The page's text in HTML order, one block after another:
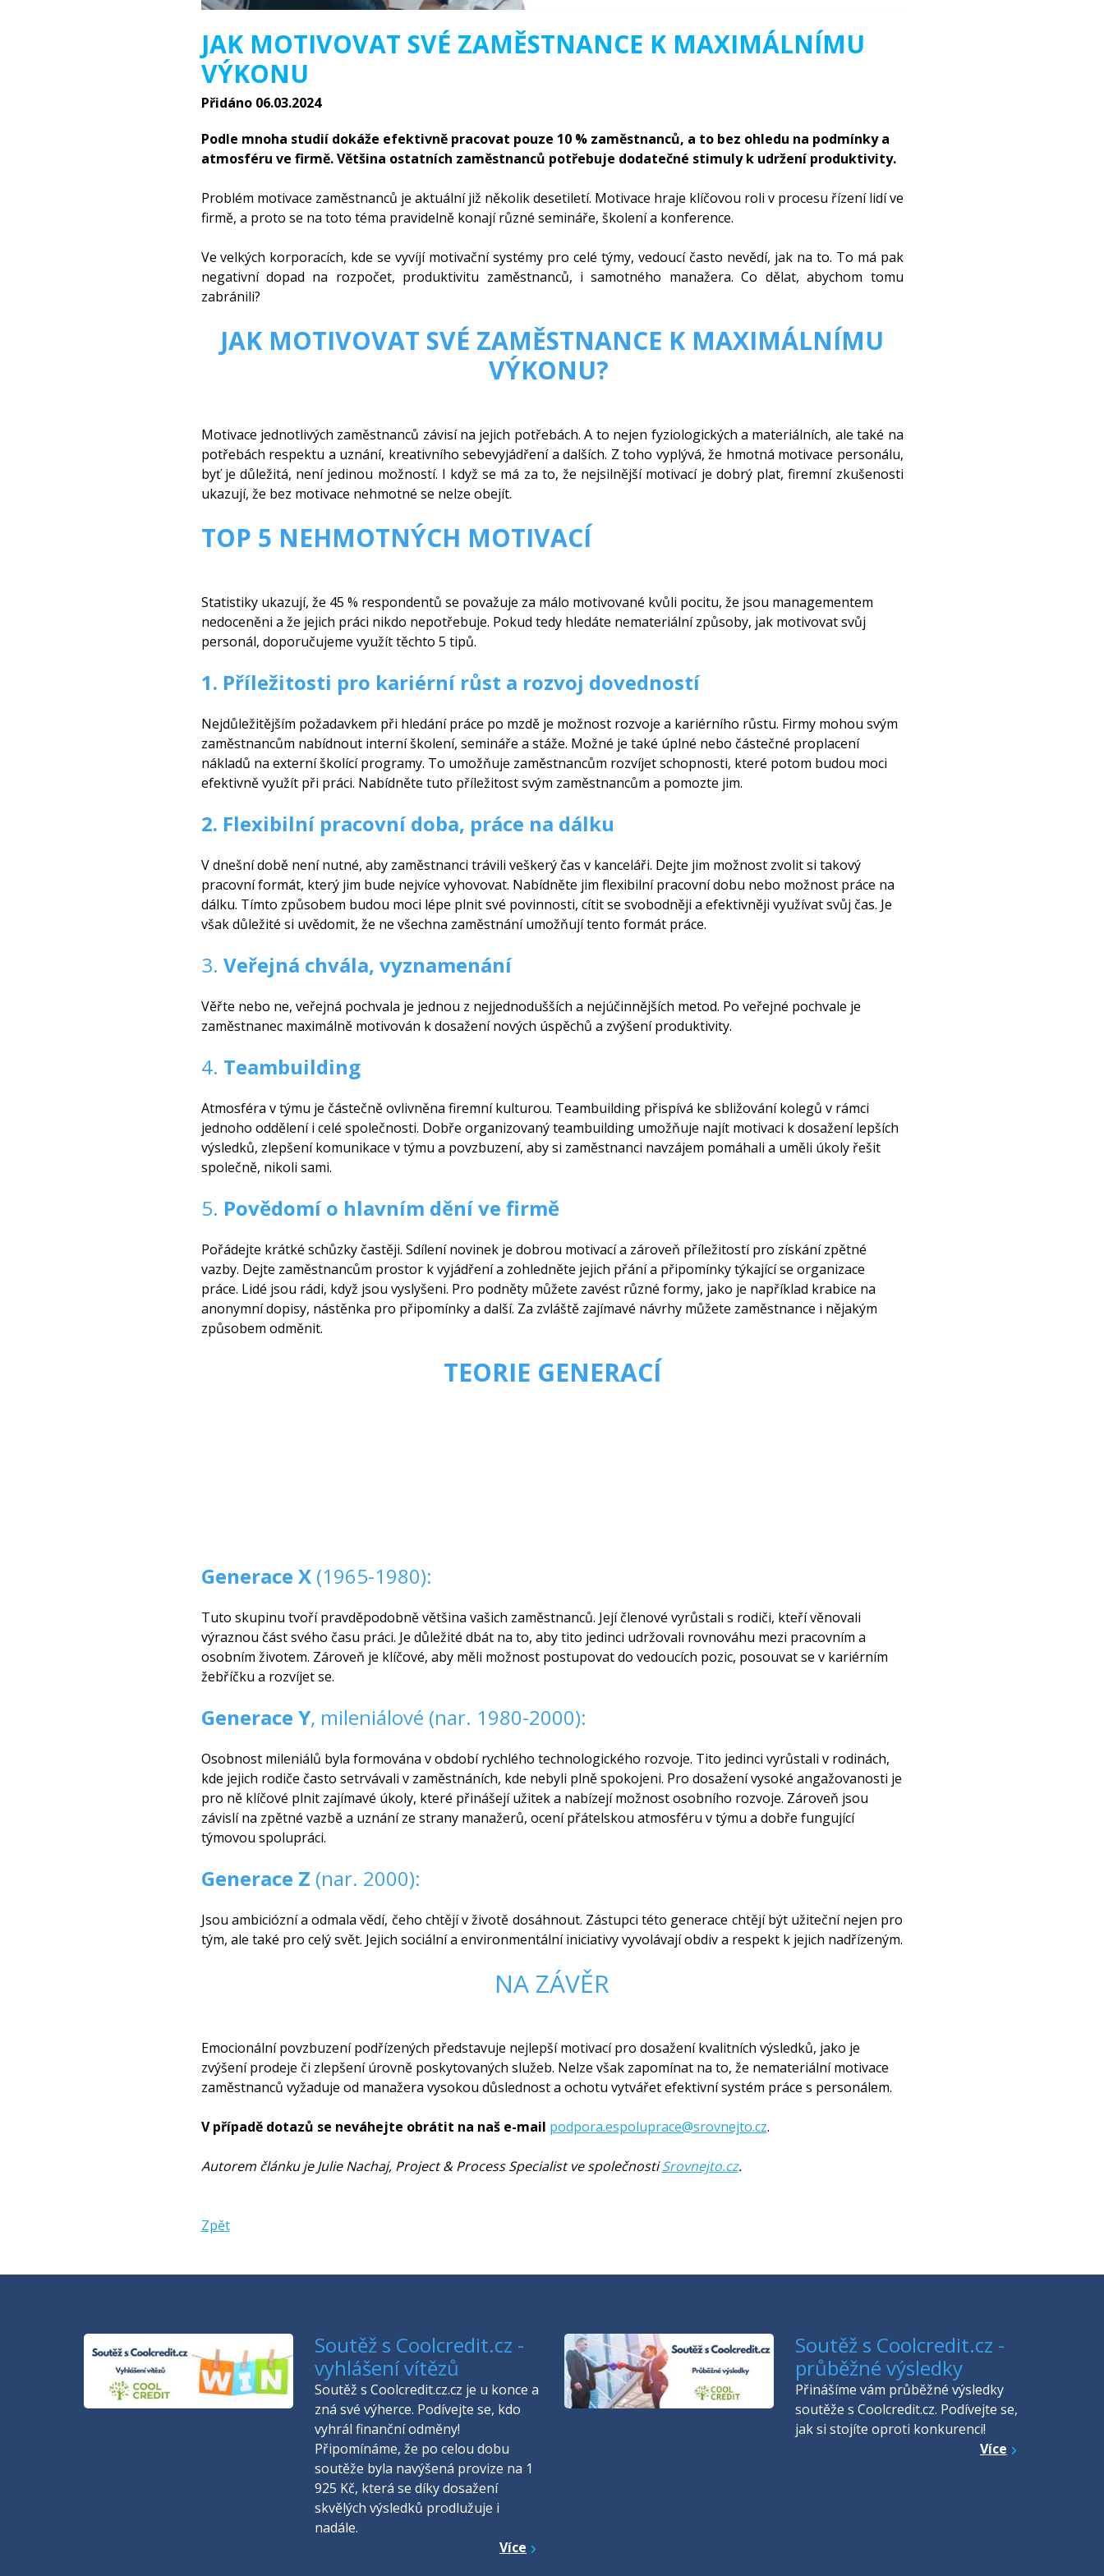
JAK MOTIVOVAT SVÉ ZAMĚSTNANCE K MAXIMÁLNÍMU
VÝKONU
Přidáno 06.03.2024
Podle mnoha studií dokáže efektivně pracovat pouze 10 % zaměstnanců, a to bez ohledu na podmínky a
atmosféru ve firmě. Většina ostatních zaměstnanců potřebuje dodatečné stimuly k udržení produktivity.
Problém motivace zaměstnanců je aktuální již několik desetiletí. Motivace hraje klíčovou roli v procesu řízení lidí ve
firmě, a proto se na toto téma pravidelně konají různé semináře, školení a konference.
Ve velkých korporacích, kde se vyvíjí motivační systémy pro celé týmy, vedoucí často nevědí, jak na to. To má pak
negativní dopad na rozpočet, produktivitu zaměstnanců, i samotného manažera. Co dělat, abychom tomu
zabránili?
JAK MOTIVOVAT SVÉ ZAMĚSTNANCE K MAXIMÁLNÍMU
VÝKONU?
Motivace jednotlivých zaměstnanců závisí na jejich potřebách. A to nejen fyziologických a materiálních, ale také na
potřebách respektu a uznání, kreativního sebevyjádření a dalších. Z toho vyplývá, že hmotná motivace personálu,
byť je důležitá, není jedinou možností. I když se má za to, že nejsilnější motivací je dobrý plat, firemní zkušenosti
ukazují, že bez motivace nehmotné se nelze obejít.
TOP 5 NEHMOTNÝCH MOTIVACÍ
Statistiky ukazují, že 45 % respondentů se považuje za málo motivované kvůli pocitu, že jsou managementem
nedoceněni a že jejich práci nikdo nepotřebuje. Pokud tedy hledáte nemateriální způsoby, jak motivovat svůj
personál, doporučujeme využít těchto 5 tipů.
1. Příležitosti pro kariérní růst a rozvoj dovedností
Nejdůležitějším požadavkem při hledání práce po mzdě je možnost rozvoje a kariérního růstu. Firmy mohou svým
zaměstnancům nabídnout interní školení, semináře a stáže. Možné je také úplné nebo částečné proplacení
nákladů na externí školící programy. To umožňuje zaměstnancům rozvíjet schopnosti, které potom budou moci
efektivně využít při práci. Nabídněte tuto příležitost svým zaměstnancům a pomozte jim.
2. Flexibilní pracovní doba, práce na dálku
V dnešní době není nutné, aby zaměstnanci trávili veškerý čas v kanceláři. Dejte jim možnost zvolit si takový
pracovní formát, který jim bude nejvíce vyhovovat. Nabídněte jim flexibilní pracovní dobu nebo možnost práce na
dálku. Tímto způsobem budou moci lépe plnit své povinnosti, cítit se svobodněji a efektivněji využívat svůj čas. Je
však důležité si uvědomit, že ne všechna zaměstnání umožňují tento formát práce.
3. Veřejná chvála, vyznamenání
Věřte nebo ne, veřejná pochvala je jednou z nejjednodušších a nejúčinnějších metod. Po veřejné pochvale je
zaměstnanec maximálně motivován k dosažení nových úspěchů a zvýšení produktivity.
4. Teambuilding
Atmosféra v týmu je částečně ovlivněna firemní kulturou. Teambuilding přispívá ke sbližování kolegů v rámci
jednoho oddělení i celé společnosti. Dobře organizovaný teambuilding umožňuje najít motivaci k dosažení lepších
výsledků, zlepšení komunikace v týmu a povzbuzení, aby si zaměstnanci navzájem pomáhali a uměli úkoly řešit
společně, nikoli sami.
5. Povědomí o hlavním dění ve firmě
Pořádejte krátké schůzky častěji. Sdílení novinek je dobrou motivací a zároveň příležitostí pro získání zpětné
vazby. Dejte zaměstnancům prostor k vyjádření a zohledněte jejich přání a připomínky týkající se organizace
práce. Lidé jsou rádi, když jsou vyslyšeni. Pro podněty můžete zavést různé formy, jako je například krabice na
anonymní dopisy, nástěnka pro připomínky a další. Za zvláště zajímavé návrhy můžete zaměstnance i nějakým
způsobem odměnit.
TEORIE GENERACÍ
Generace X(1965-1980):
Tuto skupinu tvoří pravděpodobně většina vašich zaměstnanců. Její členové vyrůstali s rodiči, kteří věnovali
výraznou část svého času práci. Je důležité dbát na to, aby tito jedinci udržovali rovnováhu mezi pracovním a
osobním životem. Zároveň je klíčové, aby měli možnost postupovat do vedoucích pozic, posouvat se v kariérním
žebříčku a rozvíjet se.
Generace Y, mileniálové (nar. 1980-2000):
Osobnost mileniálů byla formována v období rychlého technologického rozvoje. Tito jedinci vyrůstali v rodinách,
kde jejich rodiče často setrvávali v zaměstnáních, kde nebyli plně spokojeni. Pro dosažení vysoké angažovanosti je
pro ně klíčové plnit zajímavé úkoly, které přinášejí užitek a nabízejí možnost osobního rozvoje. Zároveň jsou
závislí na zpětné vazbě a uznání ze strany manažerů, ocení přátelskou atmosféru v týmu a dobře fungující
týmovou spolupráci.
Generace Z (nar. 2000):
Jsou ambiciózní a odmala vědí, čeho chtějí v životě dosáhnout. Zástupci této generace chtějí být užiteční nejen pro
tým, ale také pro celý svět. Jejich sociální a environmentální iniciativy vyvolávají obdiv a respekt k jejich nadřízeným.
NA ZÁVĚR
Emocionální povzbuzení podřízených představuje nejlepší motivací pro dosažení kvalitních výsledků, jako je
zvýšení prodeje či zlepšení úrovně poskytovaných služeb. Nelze však zapomínat na to, že nemateriální motivace
zaměstnanců vyžaduje od manažera vysokou důslednost a ochotu vytvářet efektivní systém práce s personálem.
V případě dotazů se neváhejte obrátit na naš e-mail podpora.espoluprace@srovnejto.cz.
Autorem článku je Julie Nachaj, Project & Process Specialist ve společnostiSrovnejto.cz.
Zpět
Soutěž s Coolcredit.cz -
vyhlášení vítězů
Soutěž s Coolcredit.cz.cz je u konce a
zná své výherce. Podívejte se, kdo
vyhrál finanční odměny!
Připomínáme, že po celou dobu
soutěže byla navýšená provize na 1
925 Kč, která se díky dosažení
skvělých výsledků prodlužuje i
nadále.
Více
Soutěž s Coolcredit.cz -
průběžné výsledky
Přinášíme vám průběžné výsledky
soutěže s Coolcredit.cz. Podívejte se,
jak si stojíte oproti konkurenci!
Více